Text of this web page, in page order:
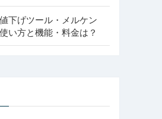
下げツール・メルケン
い方と機能・料金は？